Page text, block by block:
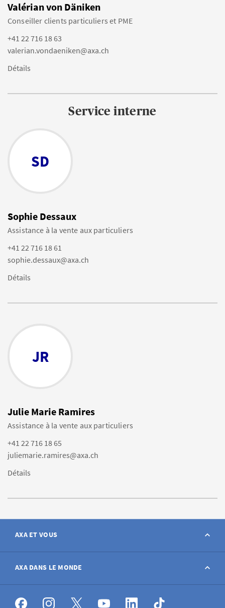
Valérian von Däniken
Conseiller clients particuliers et PME
+41 22 716 18 63
valerian.vondaeniken@axa.ch
Détails
Service interne
SD
Sophie Dessaux
Assistance à la vente aux particuliers
+41 22 716 18 61
sophie.dessaux@axa.ch
Détails
JR
Julie Marie Ramires
Assistance à la vente aux particuliers
+41 22 716 18 65
juliemarie.ramires@axa.ch
Détails
AXA ET VOUS
Contact
Déclarer sinistre
AXA DANS LE MONDE
AXA dans le monde